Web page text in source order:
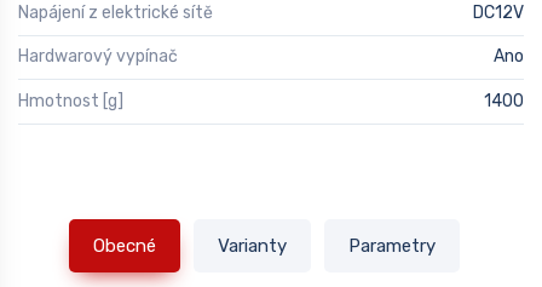
Napájení z elektrické sítě DC12V
Hardwarový vypínač Ano
Hmotnost [g] 1400
Obecné Varianty Parametry